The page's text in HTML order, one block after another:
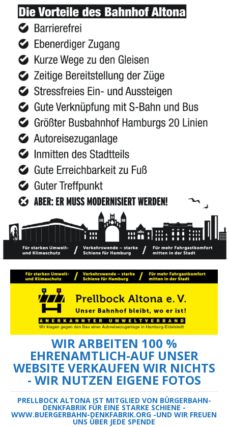
WIR ARBEITEN 100 %
EHRENAMTLICH-AUF UNSER
WEBSITE VERKAUFEN WIR NICHTS
- WIR NUTZEN EIGENE FOTOS
PRELLBOCK ALTONA IST MITGLIED VON BÜRGERBAHN-
DENKFABRIK FÜR EINE STARKE SCHIENE -
WWW.BUERGERBAHN-DENKFABRIK.ORG -UND WIR FREUEN
UNS ÜBER JEDE SPENDE